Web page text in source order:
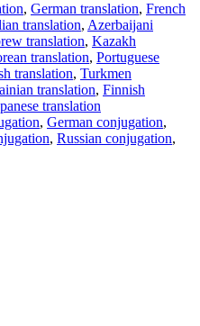
, German translation, French
translation, Azerbaijani
translation, Kazakh
translation, Portuguese
translation, Turkmen
translation, Finnish
translation
, German conjugation,
, Russian conjugation,